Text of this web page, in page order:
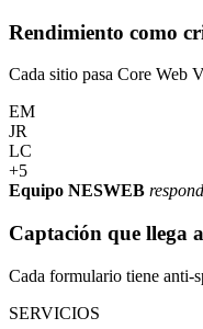
Rendimiento como
Cada sitio pasa Core Web
EM
JR
LC
+5
Equipo NESWEB
Captación que llega
Cada formulario tiene anti-
SERVICIOS